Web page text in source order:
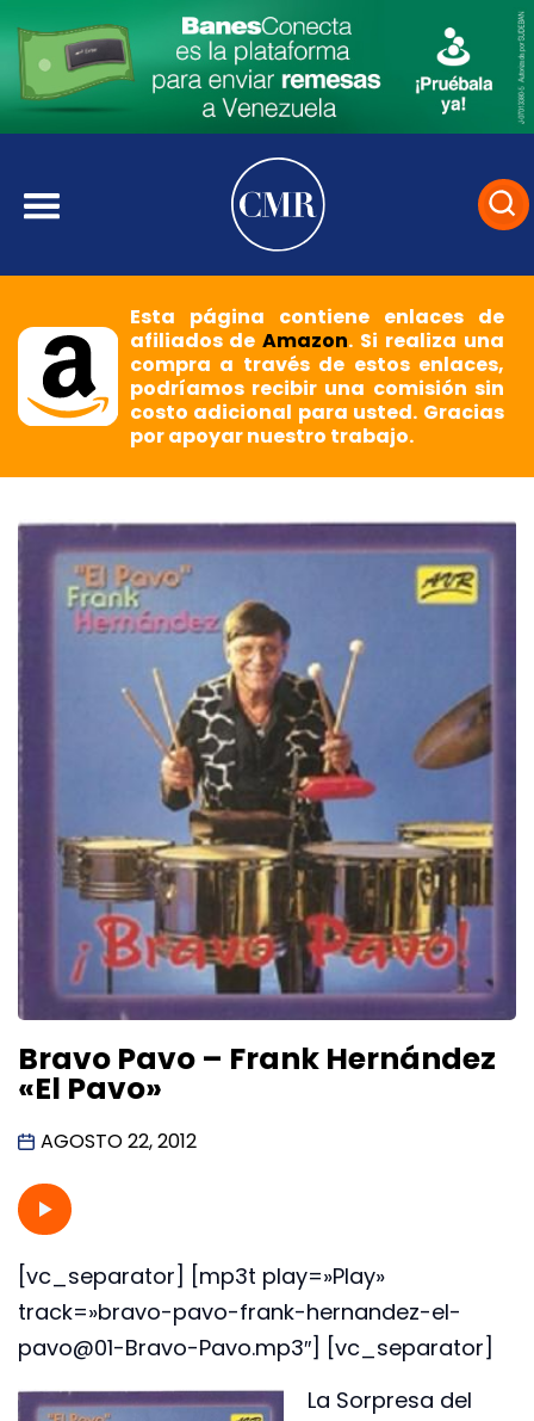
Esta página contiene enlaces de
afiliados deAmazon. Si realiza una
compra a través de estos enlaces,
podríamos recibir una comisión sin
costo adicional para usted. Gracias
por apoyar nuestro trabajo.
Bravo Pavo – Frank Hernández
«El Pavo»
AGOSTO 22, 2012
[vc_separator] [mp3t play=»Play»
track=»bravo-pavo-frank-hernandez-el-
pavo@01-Bravo-Pavo.mp3″] [vc_separator]
La Sorpresa del